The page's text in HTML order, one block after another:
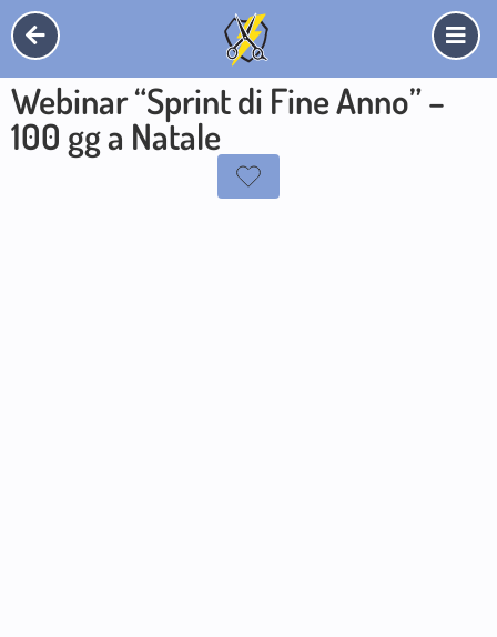
Webinar “Sprint di Fine Anno” –
100 gg a Natale